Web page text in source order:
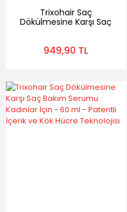
Trixohair Saç
Dökülmesine Karşı Saç
Patentli İçerik ve Kök
949,90 TL